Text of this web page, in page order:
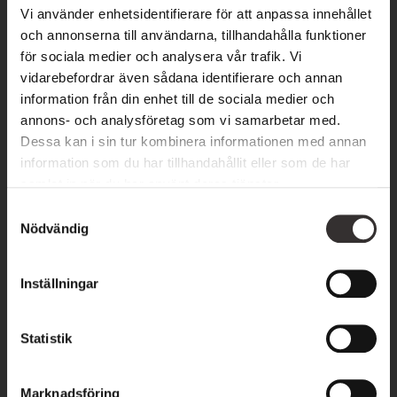
Vi använder enhetsidentifierare för att anpassa innehållet
och annonserna till användarna, tillhandahålla funktioner
för sociala medier och analysera vår trafik. Vi
vidarebefordrar även sådana identifierare och annan
information från din enhet till de sociala medier och
annons- och analysföretag som vi samarbetar med.
Dessa kan i sin tur kombinera informationen med annan
information som du har tillhandahållit eller som de har
Nödvändig
Inställningar
Statistik
Marknadsföring
genom att investera i produkter som vårdar och stärker din
hud på djupet.
Vår erfarna spaterapeut står redo att hjälpa dig att hitta rätt
produkter för din hudtyp och dina behov. Oavsett om du söker
intensiv återfuktning, anti-aging eller lyster, finns här
lösningar som ger resultat.
komplett upplevelse av hudvård och ansiktsvård. Boka din
bästa sätt!